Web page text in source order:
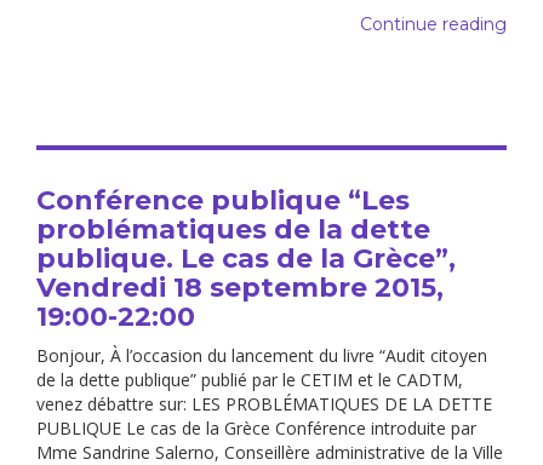
Continue reading
Conférence publique “Les
problématiques de la dette
publique. Le cas de la Grèce”,
Vendredi 18 septembre 2015,
19:00-22:00
Bonjour, À l’occasion du lancement du livre “Audit citoyen
de la dette publique” publié par le CETIM et le CADTM,
venez débattre sur: LES PROBLÉMATIQUES DE LA DETTE
PUBLIQUE Le cas de la Grèce Conférence introduite par
Mme Sandrine Salerno, Conseillère administrative de la Ville